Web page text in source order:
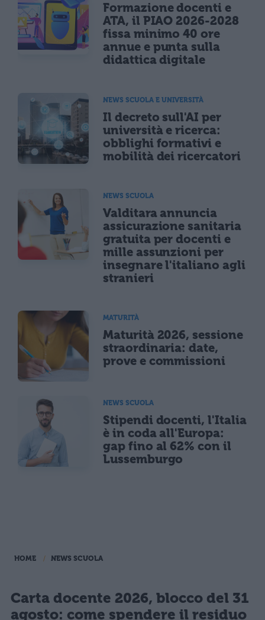
Formazione docenti e
ATA, il PIAO 2026-2028
fissa minimo 40 ore
annue e punta sulla
didattica digitale
NEWS SCUOLA E UNIVERSITÀ
Il decreto sull'AI per
università e ricerca:
obblighi formativi e
mobilità dei ricercatori
NEWS SCUOLA
Valditara annuncia
assicurazione sanitaria
gratuita per docenti e
mille assunzioni per
insegnare l'italiano agli
stranieri
MATURITÀ
Maturità 2026, sessione
straordinaria: date,
prove e commissioni
NEWS SCUOLA
Stipendi docenti, l'Italia
è in coda all'Europa:
gap fino al 62% con il
Lussemburgo
HOME NEWS SCUOLA
Carta docente 2026, blocco del 31
agosto: come spendere il residuo